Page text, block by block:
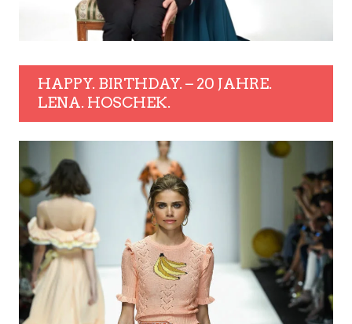
HAPPY. BIRTHDAY. – 20 JAHRE.
LENA. HOSCHEK.